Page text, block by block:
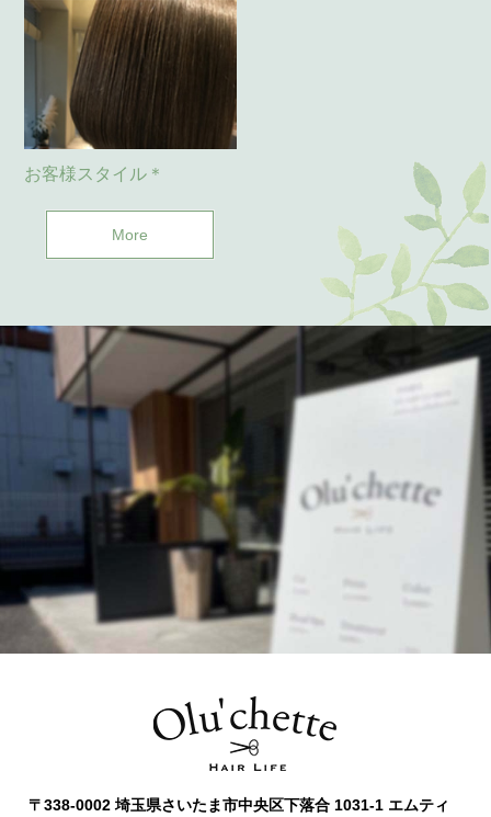
お客様スタイル＊
More
〒338-0002 埼玉県さいたま市中央区下落合 1031-1 エムティ